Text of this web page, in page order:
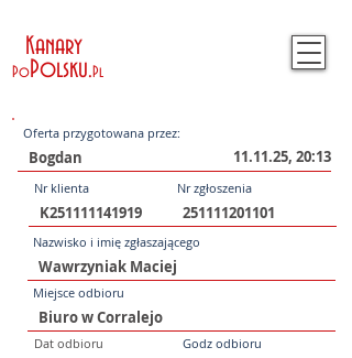
Kanary
PoPolsku.Pl
Oferta przygotowana przez:
11.11.25, 20:13
Nr klienta Nr zgłoszenia
Nazwisko i imię zgłaszającego
Miejsce odbioru
Dat odbioru Godz odbioru